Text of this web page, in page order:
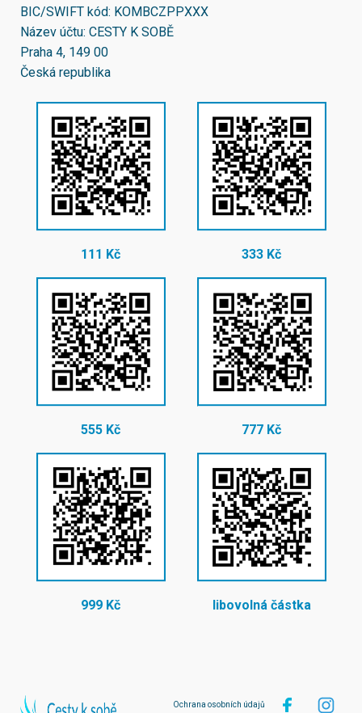
BIC/SWIFT kód: KOMBCZPPXXX
Název účtu: CESTY K SOBĚ
Praha 4, 149 00
Česká republika
111 Kč 333 Kč
555 Kč 777 Kč
999 Kč libovolná částka
Ochrana osobních údajů